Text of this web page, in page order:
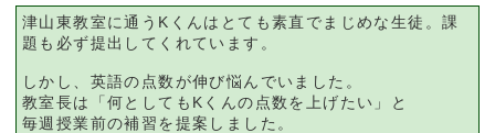
津山東教室に通うKくんはとても素直でまじめな生徒。課
題も必ず提出してくれています。
しかし、英語の点数が伸び悩んでいました。
教室長は「何としてもKくんの点数を上げたい」と
毎週授業前の補習を提案しました。